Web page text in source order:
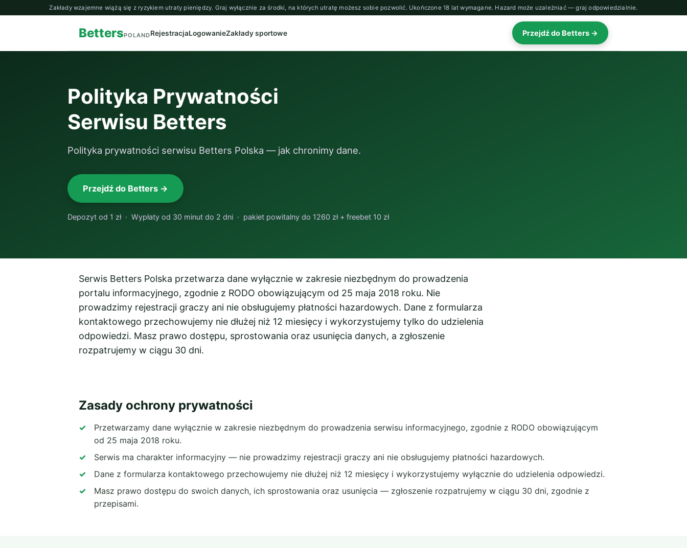
Zakłady wzajemne wiążą się z ryzykiem utraty pieniędzy. Graj wyłącznie za środki, na których utratę możesz sobie pozwolić. Ukończone 18 lat wymagane. Hazard może uzależniać — graj odpowiedzialnie.
BettersPOLANDRejestracjaLogowanieZakłady sportowe Przejdź do Betters →
Polityka Prywatności
Serwisu Betters
Polityka prywatności serwisu Betters Polska — jak chronimy dane.
Przejdź do Betters →
Depozyt od 1 zł · Wypłaty od 30 minut do 2 dni · pakiet powitalny do 1260 zł + freebet 10 zł
Serwis Betters Polska przetwarza dane wyłącznie w zakresie niezbędnym do prowadzenia
portalu informacyjnego, zgodnie z RODO obowiązującym od 25 maja 2018 roku. Nie
prowadzimy rejestracji graczy ani nie obsługujemy płatności hazardowych. Dane z formularza
kontaktowego przechowujemy nie dłużej niż 12 miesięcy i wykorzystujemy tylko do udzielenia
odpowiedzi. Masz prawo dostępu, sprostowania oraz usunięcia danych, a zgłoszenie
rozpatrujemy w ciągu 30 dni.
Zasady ochrony prywatności
Przetwarzamy dane wyłącznie w zakresie niezbędnym do prowadzenia serwisu informacyjnego, zgodnie z RODO obowiązującym
od 25 maja 2018 roku.
Serwis ma charakter informacyjny — nie prowadzimy rejestracji graczy ani nie obsługujemy płatności hazardowych.
Dane z formularza kontaktowego przechowujemy nie dłużej niż 12 miesięcy i wykorzystujemy wyłącznie do udzielenia odpowiedzi.
Masz prawo dostępu do swoich danych, ich sprostowania oraz usunięcia — zgłoszenie rozpatrujemy w ciągu 30 dni, zgodnie z
przepisami.